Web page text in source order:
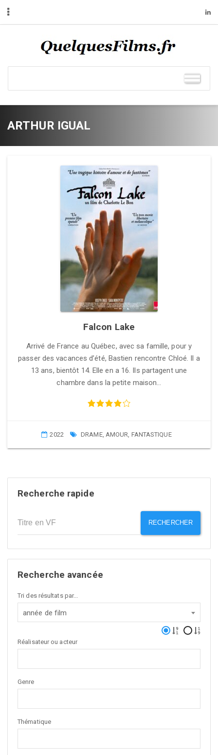
ARTHUR IGUAL
Falcon Lake
Arrivé de France au Québec, avec sa famille, pour y
passer des vacances d’été, Bastien rencontre Chloé. Il a
13 ans, bientôt 14. Elle en a 16. Ils partagent une
chambre dans la petite maison…
2022 DRAME, AMOUR, FANTASTIQUE
Recherche rapide
RECHERCHER
Recherche avancée
Tri des résultats par...
année de film
Réalisateur ou acteur
Genre
Thématique